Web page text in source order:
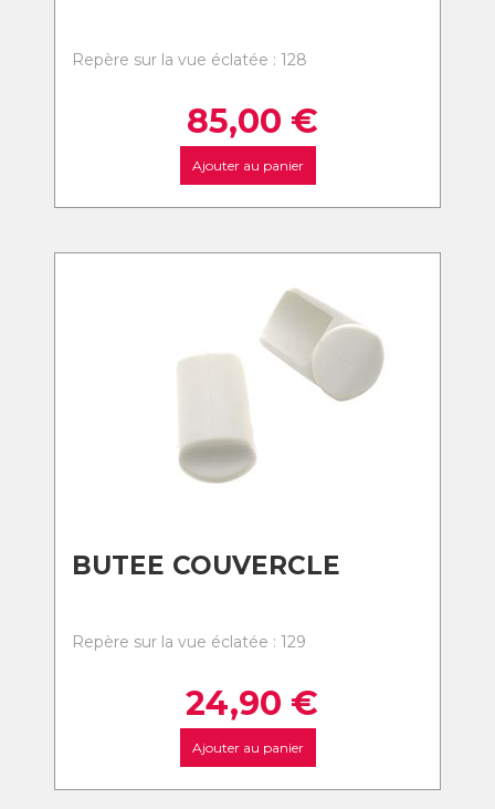
Repère sur la vue éclatée : 128
85,00 €
Ajouter au panier
BUTEE COUVERCLE
Repère sur la vue éclatée : 129
24,90 €
Ajouter au panier